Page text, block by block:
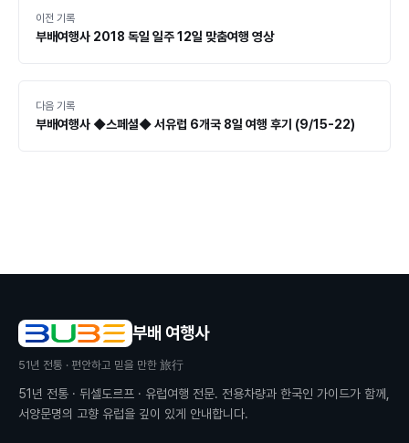
이전 기록
부배여행사 2018 독일 일주 12일 맞춤여행 영상
다음 기록
부배여행사 ◆스페셜◆ 서유럽 6개국 8일 여행 후기 (9/15-22)
부배 여행사
51년 전통 · 편안하고 믿을 만한 旅行
51 년 전통 · 뒤셀도르프 · 유럽여행 전문. 전용차량과 한국인 가이드가 함께,
서양문명의 고향 유럽을 깊이 있게 안내합니다.